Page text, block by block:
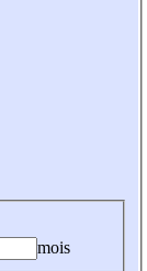
mois